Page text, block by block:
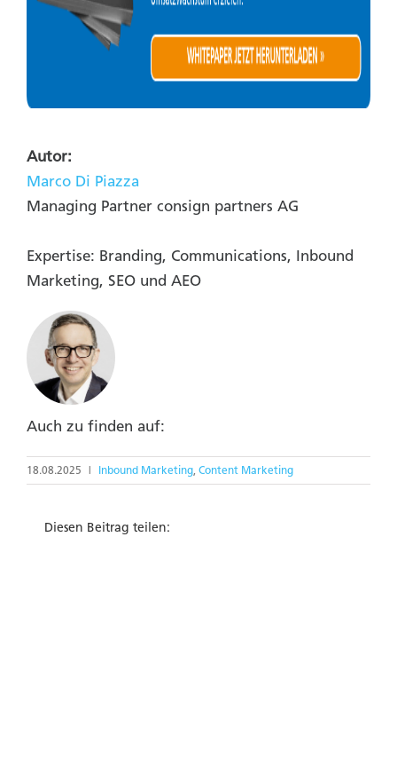
Autor:
Marco Di Piazza
Managing Partner consign partners AG
Expertise: Branding, Communications, Inbound
Marketing, SEO und AEO
Auch zu finden auf:
18.08.2025 | Inbound Marketing, Content Marketing
Diesen Beitrag teilen: